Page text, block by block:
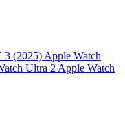
3 (2025) Apple Watch
Ultra 2 Apple Watch